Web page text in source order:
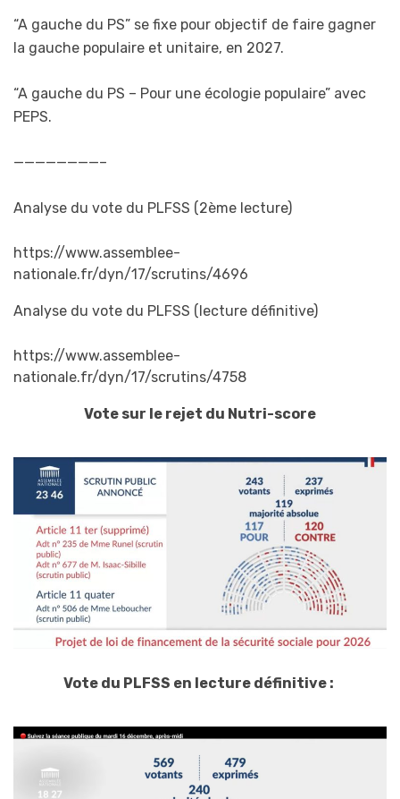
“A gauche du PS” se fixe pour objectif de faire gagner
la gauche populaire et unitaire, en 2027.
“A gauche du PS – Pour une écologie populaire” avec
PEPS.
————————–
Analyse du vote du PLFSS (2ème lecture)
https://www.assemblee-
nationale.fr/dyn/17/scrutins/4696
Analyse du vote du PLFSS (lecture définitive)
https://www.assemblee-
nationale.fr/dyn/17/scrutins/4758
Vote sur le rejet du Nutri-score
Vote du PLFSS en lecture définitive :